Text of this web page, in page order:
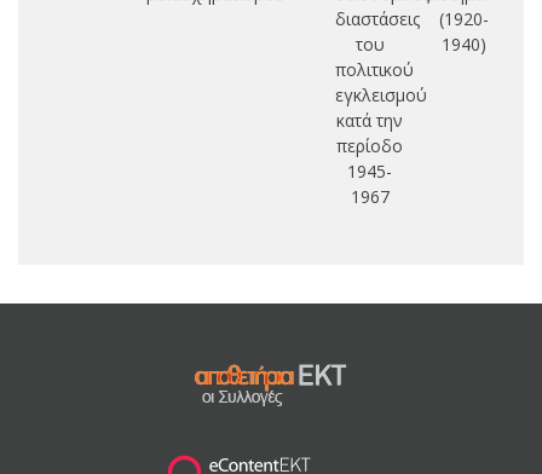
διαστάσεις
του
πολιτικού
εγκλεισμού
κατά την
περίοδο
1945-
1967
(1920-
1940)